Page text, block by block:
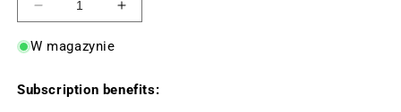
Zmniejsz
Zwiększ
W magazynie
Subscription benefits: